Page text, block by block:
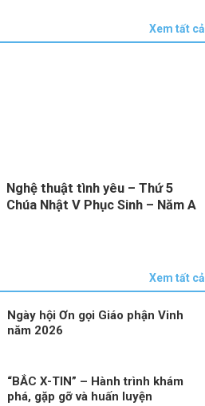
Xem tất cả
Nghệ thuật tình yêu – Thứ 5
Chúa Nhật V Phục Sinh – Năm A
Xem tất cả
Ngày hội Ơn gọi Giáo phận Vinh
năm 2026
“BẮC X-TIN” – Hành trình khám
phá, gặp gỡ và huấn luyện